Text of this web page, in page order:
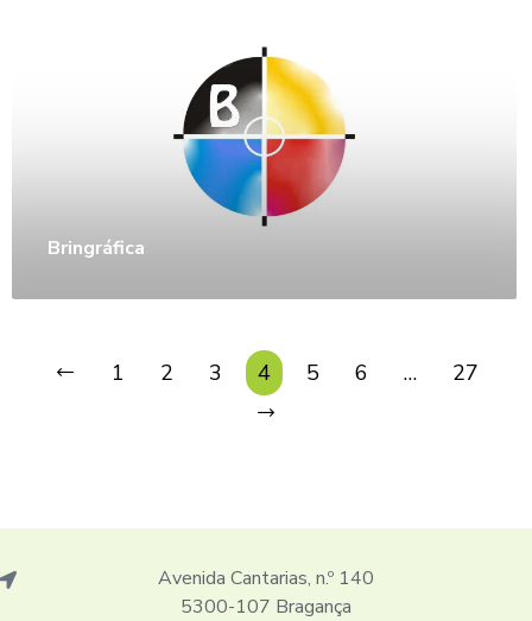
Bringráfica
1 2 3 4 5 6 … 27
Avenida Cantarias, n.º 140
5300-107 Bragança